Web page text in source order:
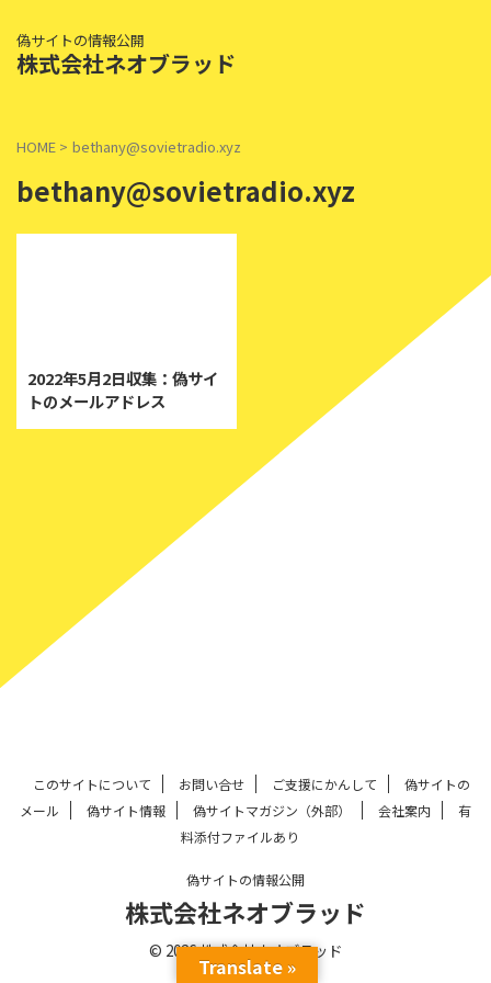
偽サイトの情報公開
株式会社ネオブラッド
HOME > bethany@sovietradio.xyz
bethany@sovietradio.xyz
2022年5月2日収集：偽サイ
トのメールアドレス
このサイトについて お問い合せ ご支援にかんして
偽サイトの
メール
偽サイト情報 偽サイトマガジン（外部） 会社案内
有
料添付ファイルあり
偽サイトの情報公開
株式会社ネオブラッド
© 2026 株式会社ネオブラッド
Translate »